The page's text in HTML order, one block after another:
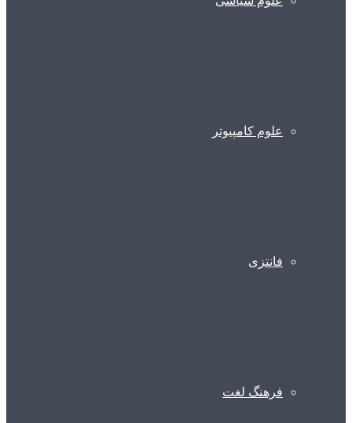
علوم کامپیوتر
فانتزی
فرهنگ لغت